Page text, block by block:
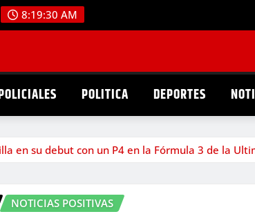
8:19:31 AM
POLITICA DEPORTES
en su debut con un P4 en la Fórmula 3 de la
NOTICIAS POSITIVAS